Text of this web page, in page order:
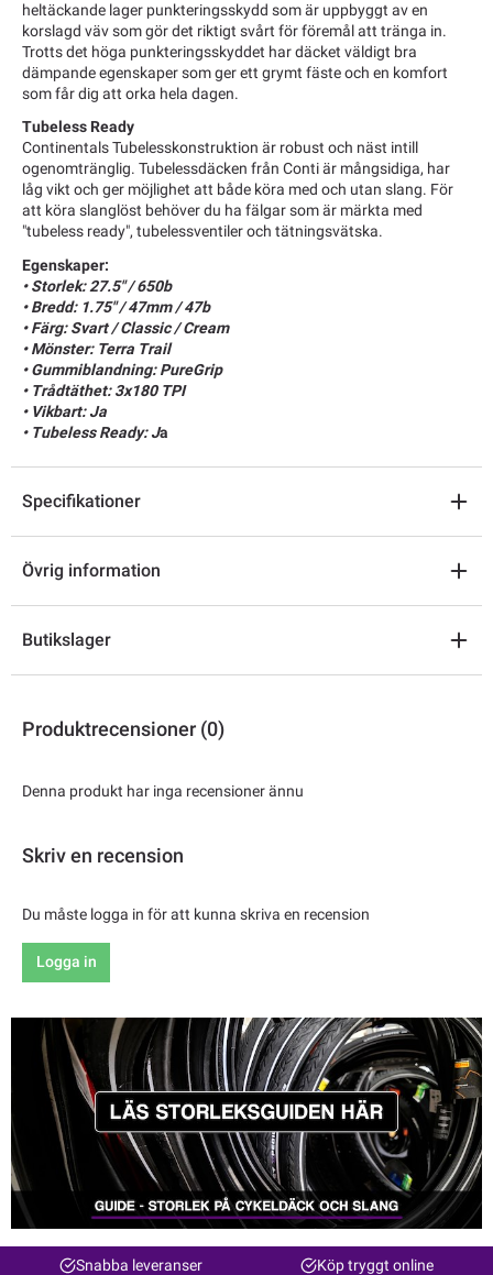
heltäckande lager punkteringsskydd som är uppbyggt av en
korslagd väv som gör det riktigt svårt för föremål att tränga in.
Trotts det höga punkteringsskyddet har däcket väldigt bra
dämpande egenskaper som ger ett grymt fäste och en komfort
som får dig att orka hela dagen.
Tubeless Ready
Continentals Tubelesskonstruktion är robust och näst intill
ogenomtränglig. Tubelessdäcken från Conti är mångsidiga, har
låg vikt och ger möjlighet att både köra med och utan slang. För
att köra slanglöst behöver du ha fälgar som är märkta med
"tubeless ready", tubelessventiler och tätningsvätska.
Egenskaper:
• Storlek: 27.5" / 650b
• Bredd: 1.75" / 47mm / 47b
• Färg: Svart / Classic / Cream
• Mönster: Terra Trail
• Gummiblandning: PureGrip
• Trådtäthet: 3x180 TPI
• Vikbart: Ja
• Tubeless Ready: Ja
Specifikationer
Övrig information
Butikslager
Produktrecensioner (0)
Denna produkt har inga recensioner ännu
Skriv en recension
Du måste logga in för att kunna skriva en recension
Logga in
Snabba leveranser Köp tryggt online